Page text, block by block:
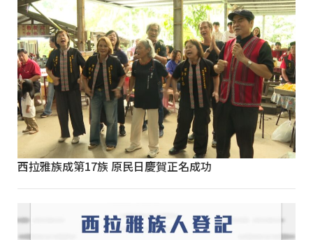
西拉雅族成第17族 原民日慶賀正名成功